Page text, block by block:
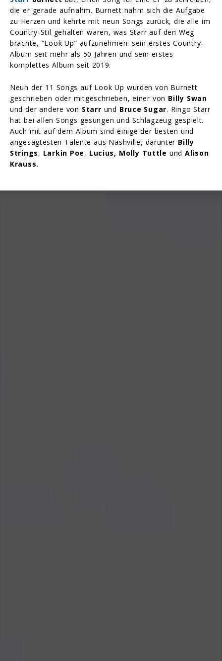
die er gerade aufnahm. Burnett nahm sich die Aufgabe
zu Herzen und kehrte mit neun Songs zurück, die alle im
Country-Stil gehalten waren, was Starr auf den Weg
brachte, “Look Up” aufzunehmen: sein erstes Country-
Album seit mehr als 50 Jahren und sein erstes
komplettes Album seit 2019.
Neun der 11 Songs auf Look Up wurden von Burnett
geschrieben oder mitgeschrieben, einer von Billy Swan
und der andere von Starr und Bruce Sugar. Ringo Starr
hat bei allen Songs gesungen und Schlagzeug gespielt.
Auch mit auf dem Album sind einige der besten und
angesagtesten Talente aus Nashville, darunter Billy
Strings, Larkin Poe, Lucius, Molly Tuttle undAlison
Krauss.